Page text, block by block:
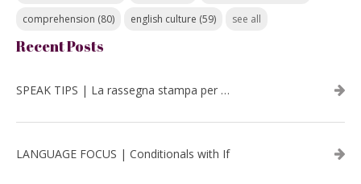
comprehension (80) english culture (59) see all
Recent Posts
SPEAK TIPS | La rassegna stampa per migliorare l’inglese - luglio 2026
LANGUAGE FOCUS | Conditionals with If